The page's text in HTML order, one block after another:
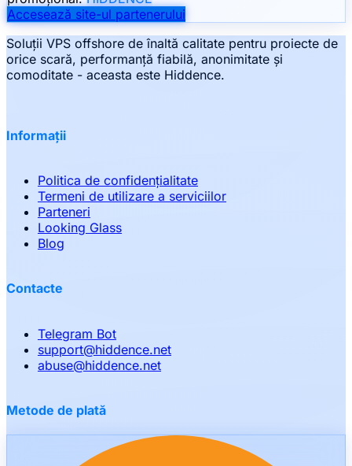
Accesează site-ul partenerului
Soluții VPS offshore de înaltă calitate pentru proiecte de
orice scară, performanță fiabilă, anonimitate și
comoditate - aceasta este Hiddence.
Informații
Politica de confidențialitate
Termeni de utilizare a serviciilor
Parteneri
Looking Glass
Blog
Contacte
Telegram Bot
support@hiddence.net
abuse@hiddence.net
Metode de plată